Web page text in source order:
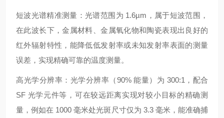
短波光谱精准测量：光谱范围为 1.6µm，属于短波范围，
在此波长下，金属材料、金属氧化物和陶瓷表现出良好的
红外辐射特性，能降低低发射率或未知发射率表面的测量
误差，实现精确可靠的温度测量。
高光学分辨率：光学分辨率（90% 能量）为 300:1，配合
SF 光学元件等，可在较远距离实现对较小目标的精确测
量，例如在 1000 毫米处光斑尺寸仅为 3.3 毫米，能准确捕